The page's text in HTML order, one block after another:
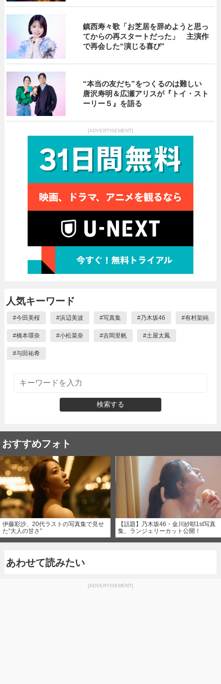
鎮西寿々歌「お芝居を辞めようと思っ
てからの再スタートだった」 主演作
で再会した“演じる喜び”
“本当の友だち”をつくるのは難しい
唐沢寿明＆広瀬アリスが『トイ・スト
ーリー５』を語る
[ADVERTISEMENT]
人気キーワード
#今田美桜 #浜辺美波 #写真集 #乃木坂46 #有村架純
#橋本環奈 #小松菜奈 #吉岡里帆 #土屋太鳳
#与田祐希
検索する
おすすめフォト
伊藤彩沙、20代ラストの写真集で見せ
た“大人の甘さ”
【話題】乃木坂46・金川紗耶1st写真
集、ランジェリーカット公開！
あわせて読みたい
[ADVERTISEMENT]